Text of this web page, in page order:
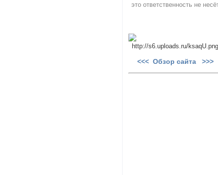
это ответственность не
<<< Обзор сайта >>>